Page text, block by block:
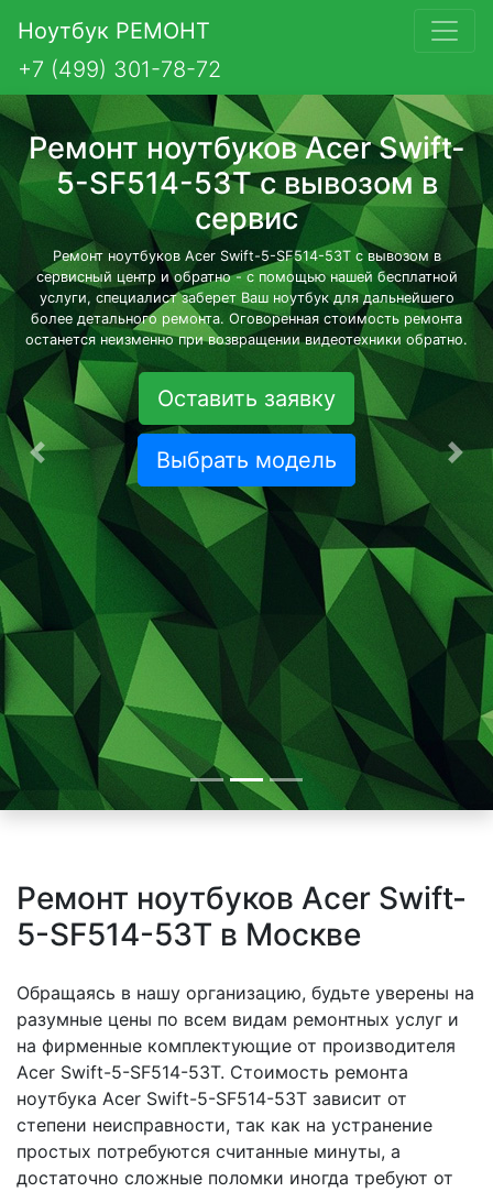
Ноутбук РЕМОНТ
+7 (499) 301-78-72
Ремонт ноутбуков Acer Swift-
5-SF514-53T с вывозом в
сервис
Ремонт ноутбуков Acer Swift-5-SF514-53T с вывозом в
сервисный центр и обратно - с помощью нашей бесплатной
услуги, специалист заберет Ваш ноутбук для дальнейшего
более детального ремонта. Оговоренная стоимость ремонта
останется неизменно при возвращении видеотехники обратно.
Оставить заявку
Выбрать модель
Предыдущая
Ремонт ноутбуков Acer Swift-
5-SF514-53T в Москве
Обращаясь в нашу организацию, будьте уверены на
разумные цены по всем видам ремонтных услуг и
на фирменные комплектующие от производителя
Acer Swift-5-SF514-53T. Стоимость ремонта
ноутбука Acer Swift-5-SF514-53T зависит от
степени неисправности, так как на устранение
простых потребуются считанные минуты, а
достаточно сложные поломки иногда требуют от